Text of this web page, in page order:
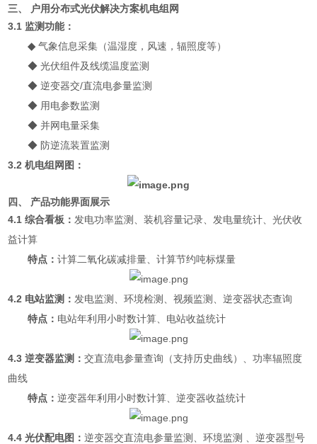
三、 户用分布式光伏解决方案机电组网
3.1 监测功能：
◆气象信息采集（温湿度，风速，辐照度等）
◆ 光伏组件及线缆温度监测
◆ 逆变器交/直流电参量监测
◆ 用电参数监测
◆ 并网电量采集
◆ 防逆流装置监测
3.2 机电组网图：
四、 产品功能界面展示
4.1 综合看板： 发电功率监测、装机容量记录、发电量统计、光伏收
益计算
特点：计算二氧化碳减排量、计算节约吨标煤量
4.2 电站监测： 发电监测、环境检测、视频监测、逆变器状态查询
特点： 电站年利用小时数计算、电站收益统计
4.3 逆变器监测：交直流电参量查询（支持历史曲线）、功率辐照度
曲线
特点：逆变器年利用小时数计算、逆变器收益统计
4.4 光伏配电图：逆变器交直流电参量监测、环境监测 、逆变器型号